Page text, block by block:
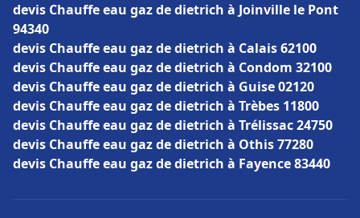
devis Chauffe eau gaz de dietrich à Joinville le Pont
94340
devis Chauffe eau gaz de dietrich à Calais 62100
devis Chauffe eau gaz de dietrich à Condom 32100
devis Chauffe eau gaz de dietrich à Guise 02120
devis Chauffe eau gaz de dietrich à Trèbes 11800
devis Chauffe eau gaz de dietrich à Trélissac 24750
devis Chauffe eau gaz de dietrich à Othis 77280
devis Chauffe eau gaz de dietrich à Fayence 83440